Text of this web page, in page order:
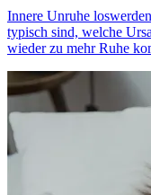
Innere Unruhe
typisch sind, welche
wieder zu mehr Ruhe